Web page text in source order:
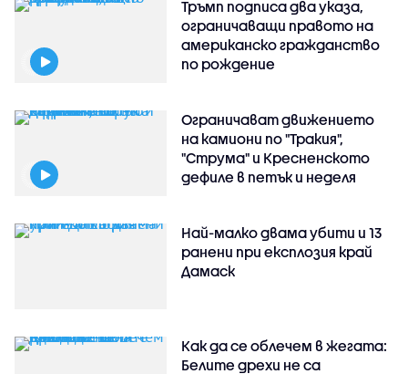
Тръмп подписа два указа,
ограничаващи правото на
американско гражданство
по рождение
Ограничават движението
на камиони по "Тракия",
"Струма" и Кресненското
дефиле в петък и неделя
Най-малко двама убити и 13
ранени при експлозия край
Дамаск
Как да се облечем в жегата:
Белите дрехи не са